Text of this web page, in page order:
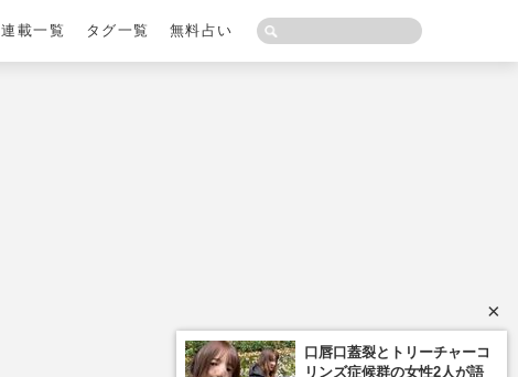
連載一覧 タグ一覧 無料占い
×
口唇口蓋裂とトリーチャーコ
リンズ症候群の女性2人が語